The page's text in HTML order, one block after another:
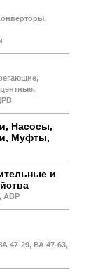
Насосы,
Муфты,
и
АВР
47-29, ВА 47-63,